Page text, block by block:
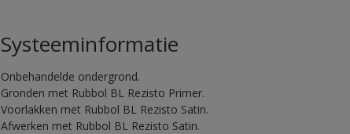
Systeeminformatie
Onbehandelde ondergrond.
Gronden met Rubbol BL Rezisto Primer.
Voorlakken met Rubbol BL Rezisto Satin.
Afwerken met Rubbol BL Rezisto Satin.